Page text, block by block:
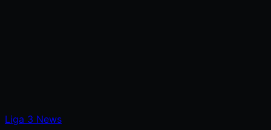
Liga 3 News